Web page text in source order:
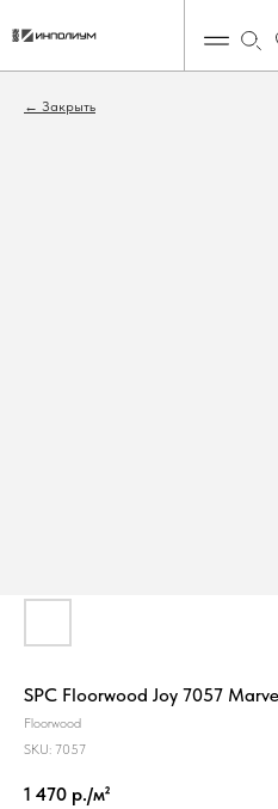
Закрыть
SPC Floorwood Joy 7057
Floorwood
SKU: 7057
1 470 р./м²